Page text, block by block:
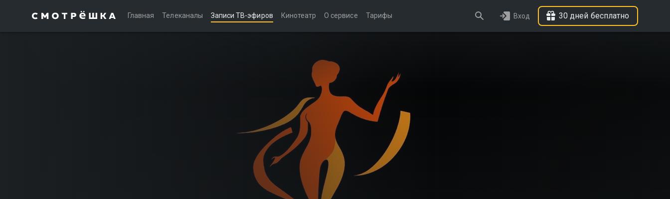
Главная Телеканалы Записи ТВ-эфиров Кинотеатр О сервисе Тарифы Вход 30 дней бесплатно